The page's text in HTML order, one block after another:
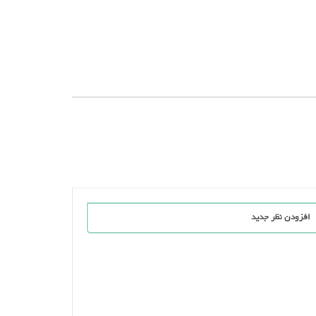
افزودن نظر جدید